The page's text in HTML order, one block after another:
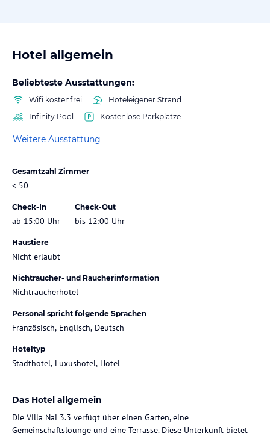
Hotel allgemein
Beliebteste Ausstattungen:
Wifi kostenfrei
Hoteleigener Strand
Infinity Pool
Kostenlose Parkplätze
Weitere Ausstattung
Gesamtzahl Zimmer
< 50
Check-In
ab 15:00 Uhr
Check-Out
bis 12:00 Uhr
Haustiere
Nicht erlaubt
Nichtraucher- und Raucherinformation
Nichtraucherhotel
Personal spricht folgende Sprachen
Französisch, Englisch, Deutsch
Hoteltyp
Stadthotel, Luxushotel, Hotel
Das Hotel allgemein
Die Villa Nai 3.3 verfügt über einen Garten, eine
Gemeinschaftslounge und eine Terrasse. Diese Unterkunft bietet